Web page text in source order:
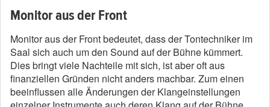
Monitor aus der Front
Monitor aus der Front bedeutet, dass der Tontechniker im
Saal sich auch um den Sound auf der Bühne kümmert.
Dies bringt viele Nachteile mit sich, ist aber oft aus
finanziellen Gründen nicht anders machbar. Zum einen
beeinflussen alle Änderungen der Klangeinstellungen